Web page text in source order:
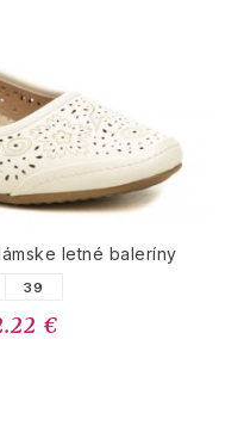
letné baleríny
39
€